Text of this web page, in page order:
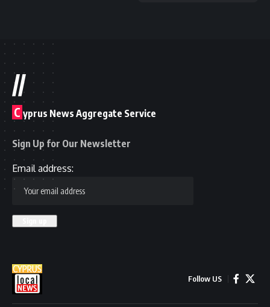
//
C yprus News Aggregate Service
Sign Up for Our Newsletter
Email address:
Follow US